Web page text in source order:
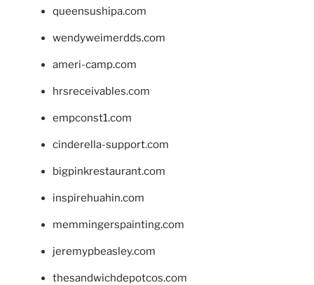
queensushipa.com
wendyweimerdds.com
ameri-camp.com
hrsreceivables.com
empconst1.com
cinderella-support.com
bigpinkrestaurant.com
inspirehuahin.com
memmingerspainting.com
jeremypbeasley.com
thesandwichdepotcos.com